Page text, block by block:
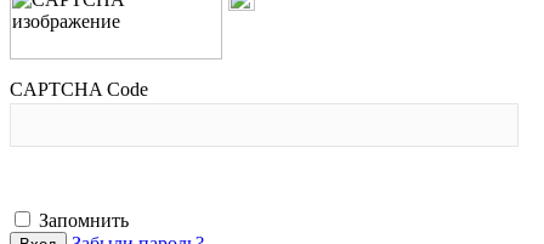
CAPTCHA Code
Запомнить